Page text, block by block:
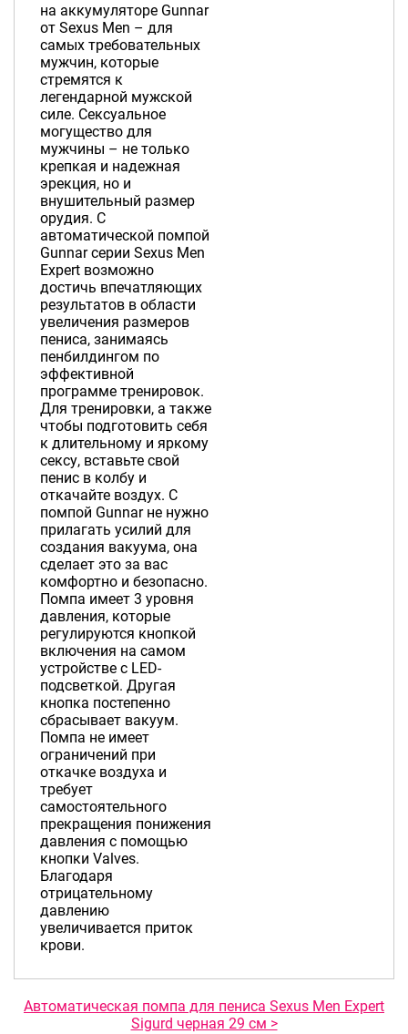
на аккумуляторе Gunnar
от Sexus Men – для
самых требовательных
мужчин, которые
стремятся к
легендарной мужской
силе. Сексуальное
могущество для
мужчины – не только
крепкая и надежная
эрекция, но и
внушительный размер
орудия. С
автоматической помпой
Gunnar серии Sexus Men
Expert возможно
достичь впечатляющих
результатов в области
увеличения размеров
пениса, занимаясь
пенбилдингом по
эффективной
программе тренировок.
Для тренировки, а также
чтобы подготовить себя
к длительному и яркому
сексу, вставьте свой
пенис в колбу и
откачайте воздух. С
помпой Gunnar не нужно
прилагать усилий для
создания вакуума, она
сделает это за вас
комфортно и безопасно.
Помпа имеет 3 уровня
давления, которые
регулируются кнопкой
включения на самом
устройстве с LED-
подсветкой. Другая
кнопка постепенно
сбрасывает вакуум.
Помпа не имеет
ограничений при
откачке воздуха и
требует
самостоятельного
прекращения понижения
давления с помощью
кнопки Valves.
Благодаря
отрицательному
давлению
увеличивается приток
крови.
Автоматическая помпа для пениса Sexus Men Expert
Sigurd черная 29 см >